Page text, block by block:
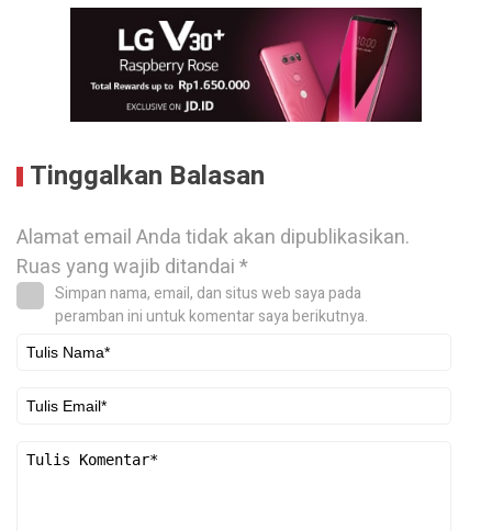
Tinggalkan Balasan
Alamat email Anda tidak akan dipublikasikan.
Ruas yang wajib ditandai*
Simpan nama, email, dan situs web saya pada
peramban ini untuk komentar saya berikutnya.